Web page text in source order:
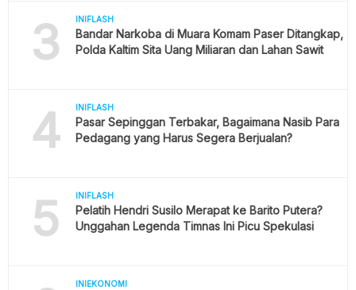
3 INIFLASH
Bandar Narkoba di Muara Komam Paser Ditangkap,
Polda Kaltim Sita Uang Miliaran dan Lahan Sawit
4 INIFLASH
Pasar Sepinggan Terbakar, Bagaimana Nasib Para
Pedagang yang Harus Segera Berjualan?
5 INIFLASH
Pelatih Hendri Susilo Merapat ke Barito Putera?
Unggahan Legenda Timnas Ini Picu Spekulasi
INIEKONOMI